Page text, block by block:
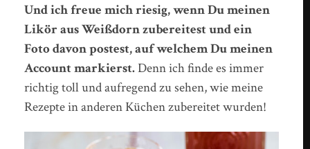
Und ich freue mich riesig, wenn Du meinen
Likör aus Weißdorn zubereitest und ein
Foto davon postest, auf welchem Du meinen
Account markierst.Denn ich finde es immer
richtig toll und aufregend zu sehen, wie meine
Rezepte in anderen Küchen zubereitet wurden!